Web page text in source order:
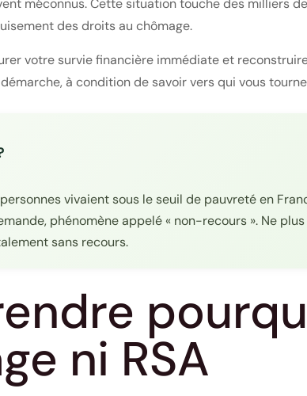
méconnus. Cette situation touche des milliers
des droits au chômage.
votre survie financière immédiate et
à condition de savoir vers qui vous
vivaient sous le seuil de pauvreté en
phénomène appelé « non-recours ». Ne
sans recours.
ni RSA